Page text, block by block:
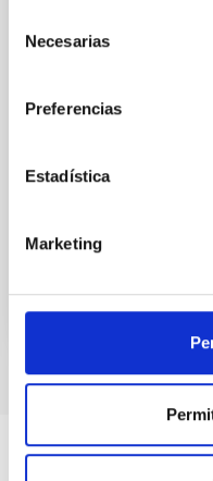
Necesarias
Preferencias
Estadística
Marketing
el Instituto de
Universidad
para que alumnos del
No vigente